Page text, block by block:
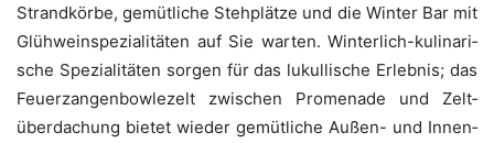
Strand­kör­be, gemüt­li­che Steh­plät­ze und die Win­ter Bar mit
Glüh­wein­spe­zia­li­tä­ten auf Sie war­ten. Win­ter­lich-kuli­na­ri­
sche Spe­zia­li­tä­ten sor­gen für das lukul­li­sche Erleb­nis; das
Feu­er­zan­gen­bow­le­zelt zwi­schen Pro­me­na­de und Zelt­
über­da­chung bie­tet wie­der gemüt­li­che Außen- und Innen­